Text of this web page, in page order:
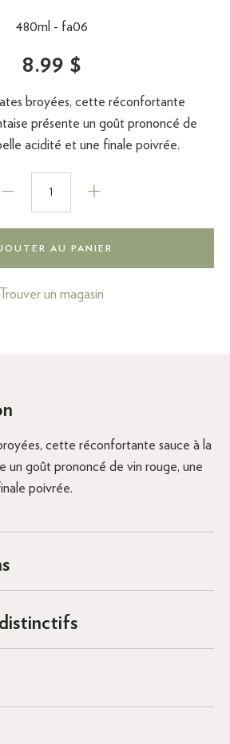
480ml - fa06
8.99 $
broyées, cette réconfortante
présente un goût prononcé de
acidité et une finale poivrée.
AU PANIER
Trouver un magasin
cette réconfortante sauce à la
un goût prononcé de vin rouge, une
poivrée.